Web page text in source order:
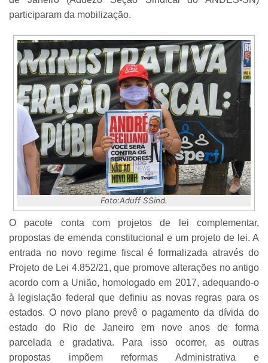
participaram da mobilização.
Foto:Aduff SSind.
O pacote conta com projetos de lei complementar,
propostas de emenda constitucional e um projeto de lei. A
entrada no novo regime fiscal é formalizada através do
Projeto de Lei 4.852/21, que promove alterações no antigo
acordo com a União, homologado em 2017, adequando-o
à legislação federal que definiu as novas regras para os
estados. O novo plano prevê o pagamento da dívida do
estado do Rio de Janeiro em nove anos de forma
parcelada e gradativa. Para isso ocorrer, as outras
propostas impõem reformas Administrativa e